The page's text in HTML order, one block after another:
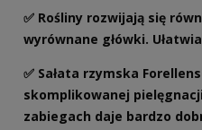
✅ Rośliny rozwijają się
wyrównane główki.
✅ Sałata rzymska
skomplikowanej
zabiegach daje bardzo